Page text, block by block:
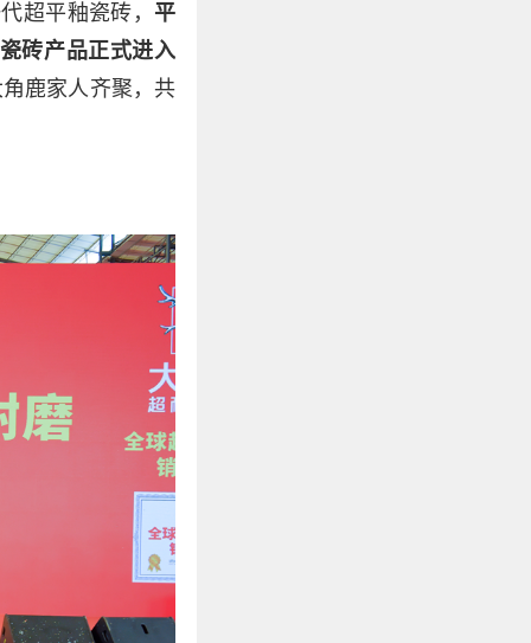
超平釉瓷砖， 平
砖产品正式进入
鹿家人齐聚，共